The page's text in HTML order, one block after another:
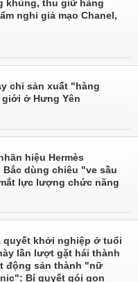
khủng, thu giữ hàng
nghi giả mạo Chanel,
chỉ sản xuất "hàng
ở Hưng Yên
hiệu Hermès
dùng chiêu "ve sầu
lực lượng chức năng
quyết khởi nghiệp ở tuổi
lần lượt gặt hái thành
động sản thành "nữ
Bí quyết gói gọn